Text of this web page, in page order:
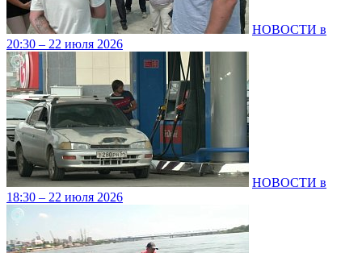
НОВОСТИ в
20:30 – 22 июля 2026
НОВОСТИ в
18:30 – 22 июля 2026